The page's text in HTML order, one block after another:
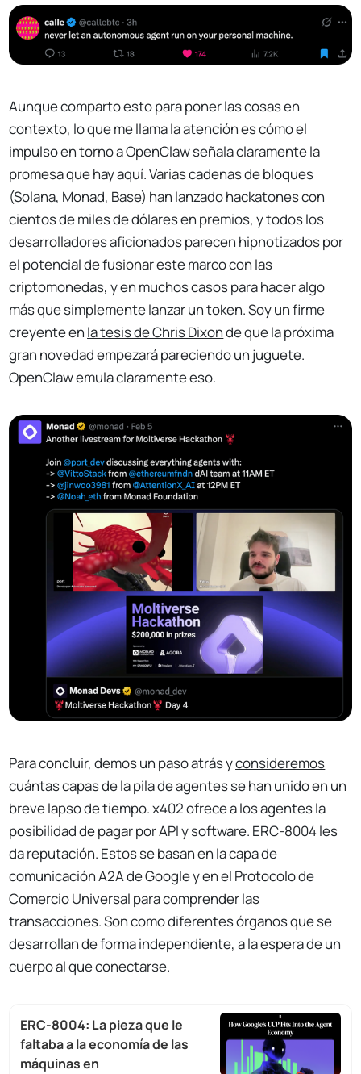
Aunque comparto esto para poner las cosas en
contexto, lo que me llama la atención es cómo el
impulso en torno a OpenClaw señala claramente la
promesa que hay aquí. Varias cadenas de bloques
(Solana, Monad, Base) han lanzado hackatones con
cientos de miles de dólares en premios, y todos los
desarrolladores aficionados parecen hipnotizados por
el potencial de fusionar este marco con las
criptomonedas, y en muchos casos para hacer algo
más que simplemente lanzar un token. Soy un firme
creyente en la tesis de Chris Dixonde que la próxima
gran novedad empezará pareciendo un juguete.
OpenClaw emula claramente eso.
Para concluir, demos un paso atrás yconsideremos
cuántas capasde la pila de agentes se han unido en un
breve lapso de tiempo. x402 ofrece a los agentes la
posibilidad de pagar por API y software. ERC-8004 les
da reputación. Estos se basan en la capa de
comunicación A2A de Google y en el Protocolo de
Comercio Universal para comprender las
transacciones. Son como diferentes órganos que se
desarrollan de forma independiente, a la espera de un
cuerpo al que conectarse.
ERC-8004: La pieza que le
faltaba a la economía de las
máquinas en